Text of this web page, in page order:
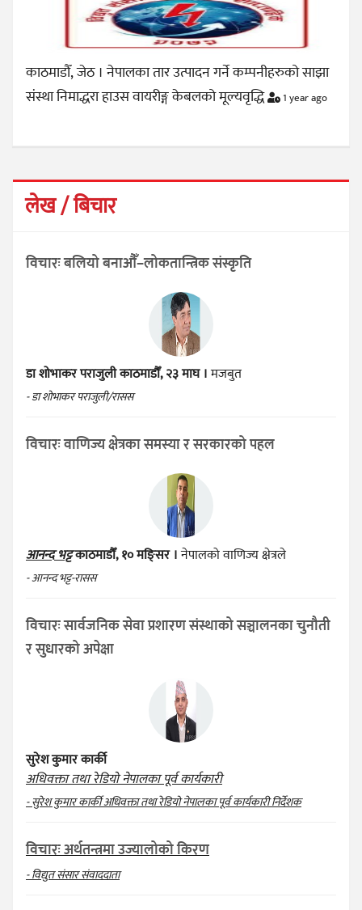
काठमाडौँ, जेठ । नेपालका तार उत्पादन गर्ने कम्पनीहरुको साझा
संस्था निमाद्धरा हाउस वायरीङ्ग केबलको मूल्यवृद्धि
1 year ago
लेख / बिचार
विचारः बलियो बनाऔँ–लोकतान्त्रिक संस्कृति
डा शोभाकर पराजुलीकाठमाडौँ, २३ माघ ।मजबुत
- डा शोभाकर पराजुली/रासस
विचारः वाणिज्य क्षेत्रका समस्या र सरकारको पहल
आनन्द भट्टकाठमाडौँ, १० मङ्सिर ।नेपालको वाणिज्य क्षेत्रले
- आनन्द भट्ट-रासस
विचारः सार्वजनिक सेवा प्रशारण संस्थाको सञ्चालनका चुनौती
र सुधारको अपेक्षा
सुरेश कुमार कार्की
अधिवक्ता तथा रेडियो नेपालका पूर्व कार्यकारी
- सुरेश कुमार कार्की अधिवक्ता तथा रेडियो नेपालका पूर्व कार्यकारी निर्देशक
विचारः अर्थतन्त्रमा उज्यालोको किरण
- विद्युत संसार संवाददाता